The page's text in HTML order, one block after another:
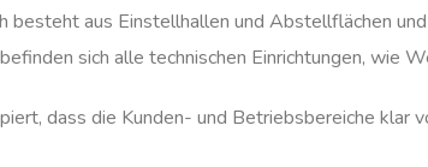
besteht aus Einstellhallen und Abstellflächen und
sich alle technischen Einrichtungen, wie
dass die Kunden- und Betriebsbereiche klar